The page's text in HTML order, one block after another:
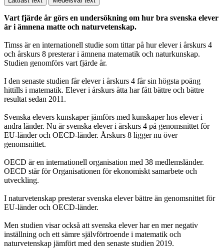
Vart fjärde år görs en undersökning om hur bra svenska elever
är i ämnena matte och naturvetenskap.
Timss är en internationell studie som tittar på hur elever i årskurs 4
och årskurs 8 presterar i ämnena matematik och naturkunskap.
Studien genomförs vart fjärde år.
I den senaste studien får elever i årskurs 4 får sin högsta poäng
hittills i matematik. Elever i årskurs åtta har fått bättre och bättre
resultat sedan 2011.
Svenska elevers kunskaper jämförs med kunskaper hos elever i
andra länder. Nu är svenska elever i årskurs 4 på genomsnittet för
EU-länder och OECD-länder. Årskurs 8 ligger nu över
genomsnittet.
OECD är en internationell organisation med 38 medlemsländer.
OECD står för Organisationen för ekonomiskt samarbete och
utveckling.
I naturvetenskap presterar svenska elever bättre än genomsnittet för
EU-länder och OECD-länder.
Men studien visar också att svenska elever har en mer negativ
inställning och ett sämre självförtroende i matematik och
naturvetenskap jämfört med den senaste studien 2019.